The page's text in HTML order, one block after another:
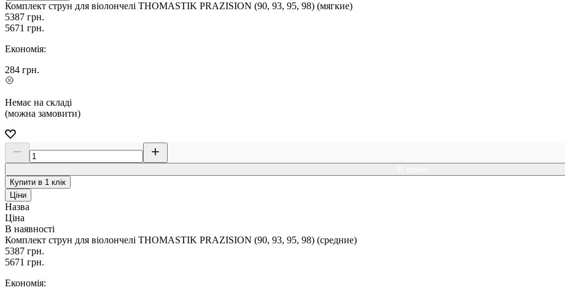
Комплект струн для віолончелі THOMASTIK PRAZISION (90, 93, 95, 98) (мягкие)
5387 грн.
5671 грн.
Економія:
284 грн.
Немає на складі
(можна замовити)
Купити в 1 клік
Ціни
Назва
Ціна
В наявності
Комплект струн для віолончелі THOMASTIK PRAZISION (90, 93, 95, 98) (средние)
5387 грн.
5671 грн.
Економія: